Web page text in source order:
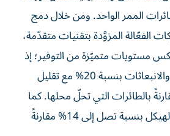
الممر الواحد. ومن خلال دمج
الفعّالة المزوَّدة بتقنيات متقدّمة،
مجموعة 737 ماكس مستويات متميّزة من التوفير؛ إذ
تُقلِّص استهلاك الوقود والانبعاثات بنسبة 20% مع تقليل
50% مقارنةً بالطائرات التي تحلّ محلها. كما
تُخفِّض تكاليف صيانة الهيكل بنسبة تصل إلى 14% مقارنةً